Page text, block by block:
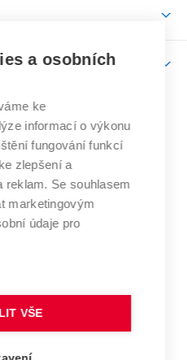
učení
technické
a osobních
ke
informací o výkonu
fungování funkcí
zlepšení a
reklam. Se souhlasem
marketingovým
údaje pro
VŠE